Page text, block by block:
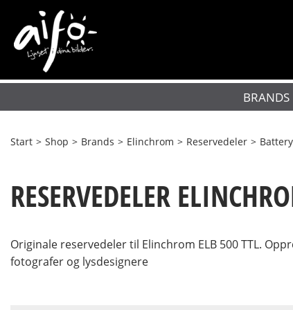
BRANDS
Start > Shop > Brands > Elinchrom > Reservedeler >
RESERVEDELER
Originale reservedeler til Elinchrom ELB 500 TTL.
fotografer og lysdesignere